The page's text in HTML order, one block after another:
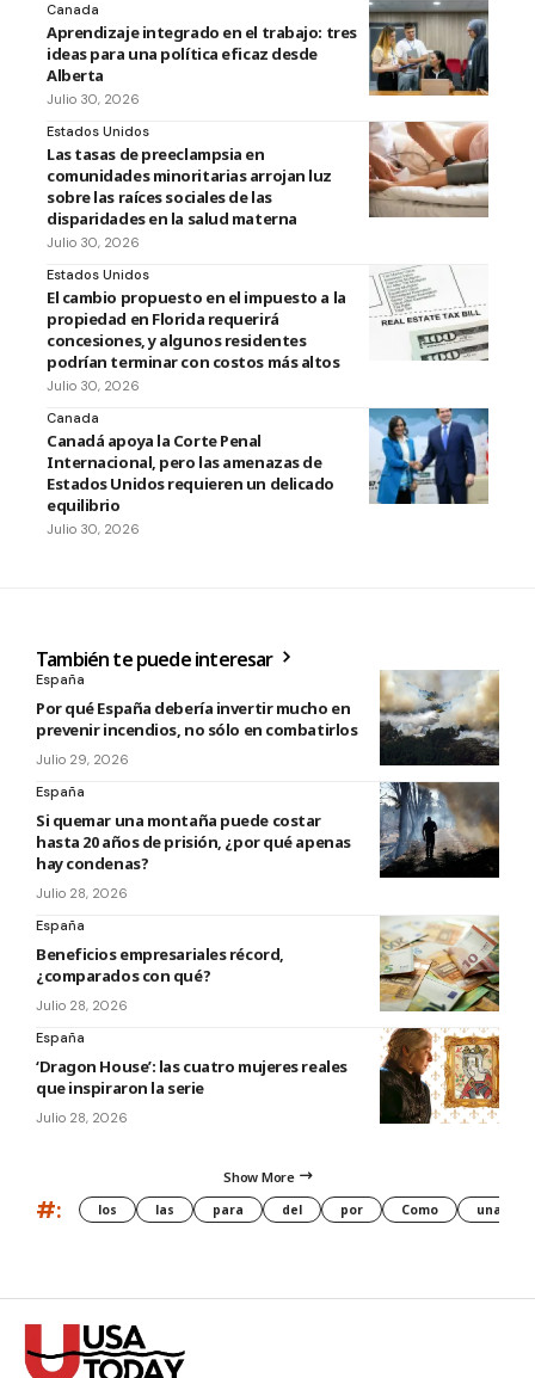
Canada
Aprendizaje integrado en el trabajo: tres
ideas para una política eficaz desde
Alberta
Julio 30, 2026
Estados Unidos
Las tasas de preeclampsia en
comunidades minoritarias arrojan luz
sobre las raíces sociales de las
disparidades en la salud materna
Julio 30, 2026
Estados Unidos
El cambio propuesto en el impuesto a la
propiedad en Florida requerirá
concesiones, y algunos residentes
podrían terminar con costos más altos
Julio 30, 2026
Canada
Canadá apoya la Corte Penal
Internacional, pero las amenazas de
Estados Unidos requieren un delicado
equilibrio
Julio 30, 2026
También te puede interesar
España
Por qué España debería invertir mucho en
prevenir incendios, no sólo en combatirlos
Julio 29, 2026
España
Si quemar una montaña puede costar
hasta 20 años de prisión, ¿por qué apenas
hay condenas?
Julio 28, 2026
España
Beneficios empresariales récord,
¿comparados con qué?
Julio 28, 2026
España
‘Dragon House’: las cuatro mujeres reales
que inspiraron la serie
Julio 28, 2026
Show More
#: los las para del por Como una